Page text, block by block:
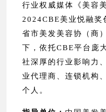
行业权威媒体《美容
2024CBE美业悦融奖
省市美发美容协（商
下，依托CBE平台庞
社深厚的行业影响力
业代理商、连锁机构
个人。